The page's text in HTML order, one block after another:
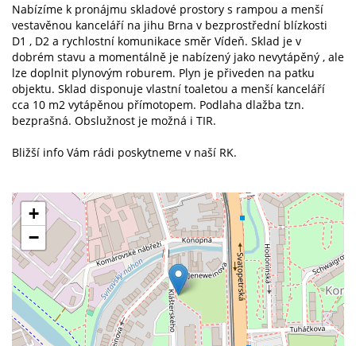
Nabízíme k pronájmu skladové prostory s rampou a menší
vestavěnou kanceláří na jihu Brna v bezprostřední blízkosti
D1 , D2 a rychlostní komunikace směr Vídeň. Sklad je v
dobrém stavu a momentálně je nabízený jako nevytápěný , ale
lze doplnit plynovým roburem. Plyn je přiveden na patku
objektu. Sklad disponuje vlastní toaletou a menší kanceláří
cca 10 m2 vytápěnou přímotopem. Podlaha dlažba tzn.
bezprašná. Obslužnost je možná i TIR.
Bližší info Vám rádi poskytneme v naší RK.
+
−